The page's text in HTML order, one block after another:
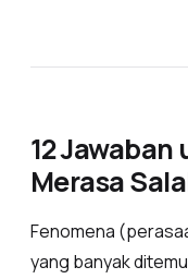
12
Merasa
Fenomena
yang banyak